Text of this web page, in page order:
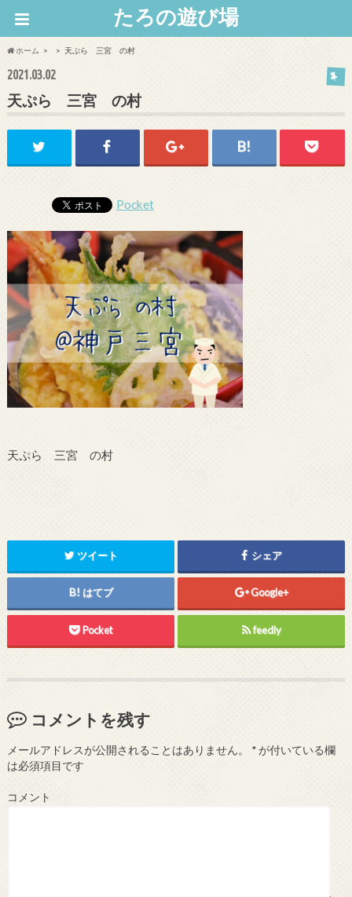
たろの遊び場
ホーム 天ぷら 三宮 の村
2021.03.02
天ぷら 三宮 の村
Pocket
天ぷら 三宮 の村
ツイート シェア
はてブ Google+
Pocket feedly
コメントを残す
メールアドレスが公開されることはありません。 *が付いている欄
は必須項目です
コメント